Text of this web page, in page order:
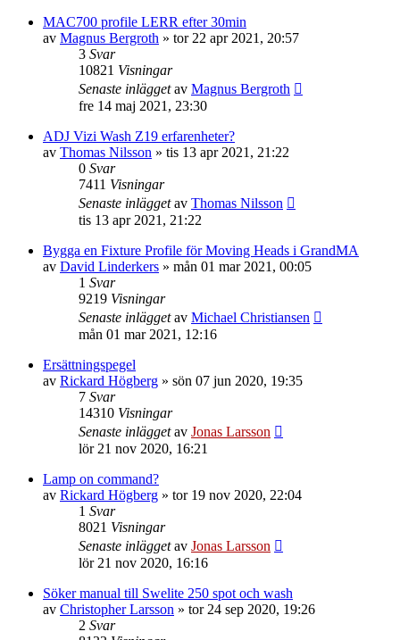
MAC700 profile LERR efter 30min
av Magnus Bergroth » tor 22 apr 2021, 20:57
3 Svar
10821 Visningar
Senaste inläggetav Magnus Bergroth
fre 14 maj 2021, 23:30
ADJ Vizi Wash Z19 erfarenheter?
av Thomas Nilsson » tis 13 apr 2021, 21:22
0 Svar
7411 Visningar
Senaste inläggetav Thomas Nilsson
tis 13 apr 2021, 21:22
Bygga en Fixture Profile för Moving Heads i GrandMA
av David Linderkers » mån 01 mar 2021, 00:05
1 Svar
9219 Visningar
Senaste inläggetav Michael Christiansen
mån 01 mar 2021, 12:16
Ersättningspegel
av Rickard Högberg » sön 07 jun 2020, 19:35
7 Svar
14310 Visningar
Senaste inläggetav Jonas Larsson
lör 21 nov 2020, 16:21
Lamp on command?
av Rickard Högberg » tor 19 nov 2020, 22:04
1 Svar
8021 Visningar
Senaste inläggetav Jonas Larsson
lör 21 nov 2020, 16:16
Söker manual till Swelite 250 spot och wash
av Christopher Larsson » tor 24 sep 2020, 19:26
2 Svar